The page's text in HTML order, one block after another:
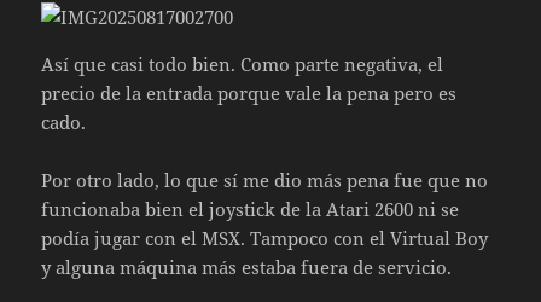
Así que casi todo bien. Como parte negativa, el
precio de la entrada porque vale la pena pero es
cado.
Por otro lado, lo que sí me dio más pena fue que no
funcionaba bien el joystick de la Atari 2600 ni se
podía jugar con el MSX. Tampoco con el Virtual Boy
y alguna máquina más estaba fuera de servicio.